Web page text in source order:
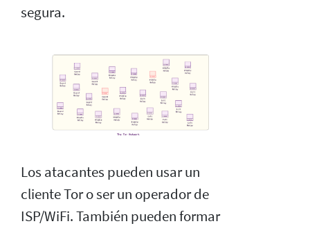
segura.
Los atacantes pueden usar un
cliente Tor o ser un operador de
ISP/WiFi. También pueden formar